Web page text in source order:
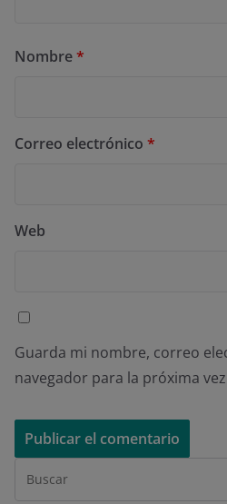
Nombre*
Correo electrónico *
Web
Guarda mi nombre, correo
navegador para la próxima